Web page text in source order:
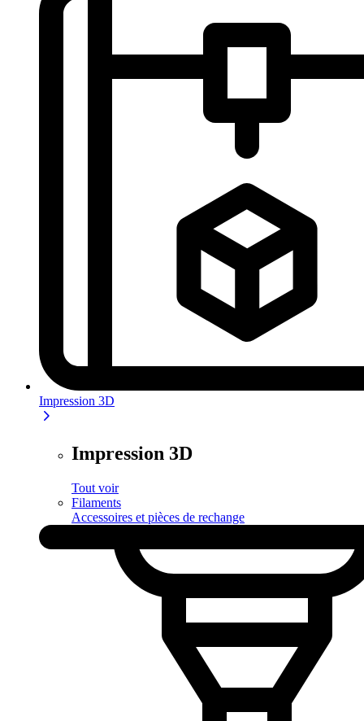
Impression 3D
Impression 3D
Tout voir
Filaments
Accessoires et pièces de rechange